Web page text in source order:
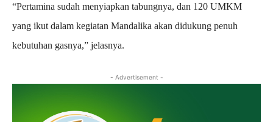
“Pertamina sudah menyiapkan tabungnya, dan 120 UMKM
yang ikut dalam kegiatan Mandalika akan didukung penuh
kebutuhan gasnya,” jelasnya.
- Advertisement -